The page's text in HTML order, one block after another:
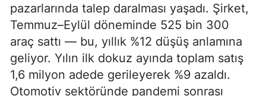
pazarlarında talep daralması yaşadı. Şirket,
Temmuz–Eylül döneminde 525 bin 300
araç sattı — bu, yıllık %12 düşüş anlamına
geliyor. Yılın ilk dokuz ayında toplam satış
1,6 milyon adede gerileyerek %9 azaldı.
Otomotiv sektöründe pandemi sonrası